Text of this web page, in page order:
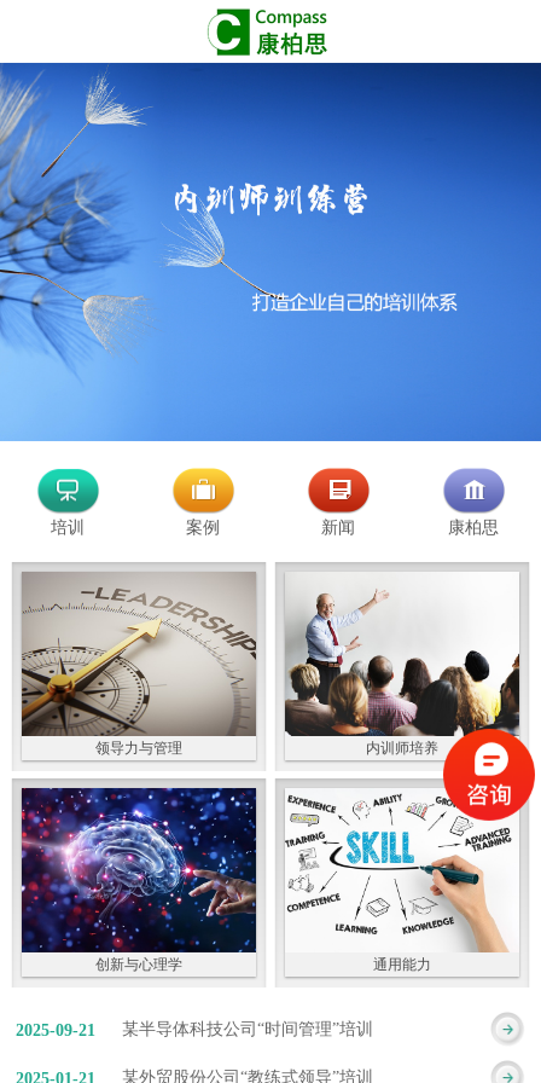
培训 案例 新闻 康柏思
领导力与管理 内训师培养
创新与心理学 通用能力
某半导体科技公司“时间管理”培训
2025-09-21
某外贸股份公司“教练式领导”培训
2025-01-21